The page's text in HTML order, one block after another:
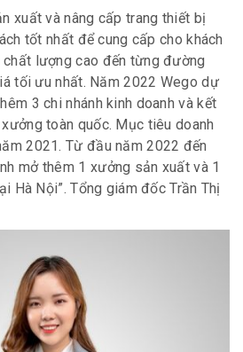
xuất và nâng cấp trang thiết bị
tốt nhất để cung cấp cho khách
chất lượng cao đến từng đường
tối ưu nhất. Năm 2022 Wego dự
3 chi nhánh kinh doanh và kết
toàn quốc. Mục tiêu doanh
2021. Từ đầu năm 2022 đến
mở thêm 1 xưởng sản xuất và 1
Hà Nội”. Tổng giám đốc Trần Thị